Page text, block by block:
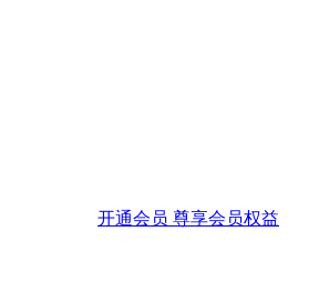
开通会员 尊享会员权益